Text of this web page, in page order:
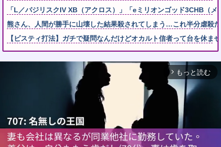
「L／バジリスクIV XB（アクロス）」「eミリオンゴッド3CHB（
熊さん、人間が勝手に山壊した結果殺されてしまう…これ半分虐殺
【ビスティ打法】ガチで疑問なんだけどオカルト信者って台を休
arrow_forward_ios もっと読む